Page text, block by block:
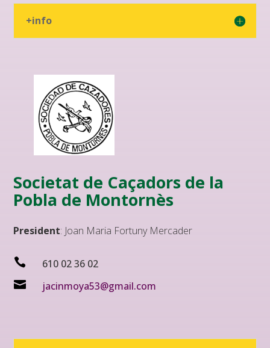
+info
Societat de Caçadors de la
Pobla de Montornès
President: Joan Maria Fortuny Mercader
 610 02 36 02
 jacinmoya53@gmail.com